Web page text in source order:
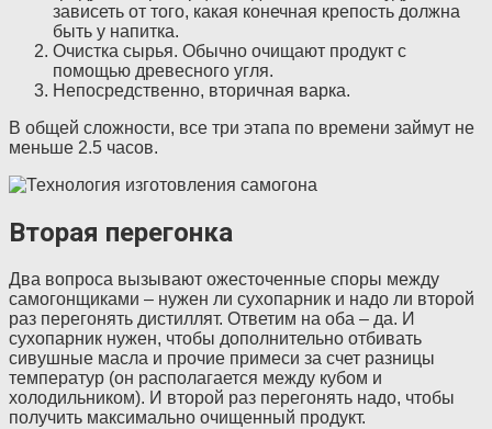
зависеть от того, какая конечная крепость должна
быть у напитка.
Очистка сырья. Обычно очищают продукт с
помощью древесного угля.
Непосредственно, вторичная варка.
В общей сложности, все три этапа по времени займут не
меньше 2.5 часов.
Вторая перегонка
Два вопроса вызывают ожесточенные споры между
самогонщиками – нужен ли сухопарник и надо ли второй
раз перегонять дистиллят. Ответим на оба – да. И
сухопарник нужен, чтобы дополнительно отбивать
сивушные масла и прочие примеси за счет разницы
температур (он располагается между кубом и
холодильником). И второй раз перегонять надо, чтобы
получить максимально очищенный продукт.